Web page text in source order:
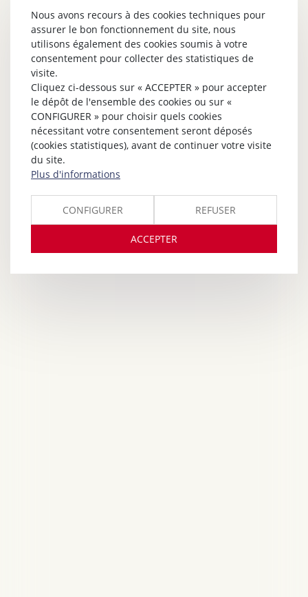
Nous avons recours à des cookies techniques pour
assurer le bon fonctionnement du site, nous
utilisons également des cookies soumis à votre
consentement pour collecter des statistiques de
visite.
Cliquez ci-dessous sur « ACCEPTER » pour accepter
le dépôt de l'ensemble des cookies ou sur «
CONFIGURER » pour choisir quels cookies
nécessitant votre consentement seront déposés
(cookies statistiques), avant de continuer votre visite
du site.
Plus d'informations
CONFIGURER REFUSER
ACCEPTER